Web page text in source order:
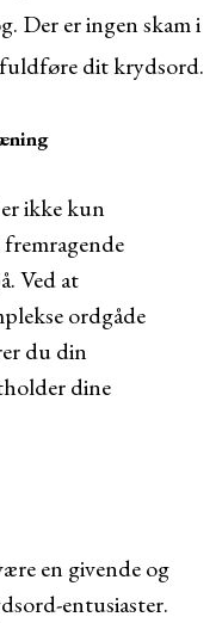
Der er ingen skam i
dit krydsord.
ikke kun
Ved at
ordgåde
du din
dine
en givende og
entusiaster.